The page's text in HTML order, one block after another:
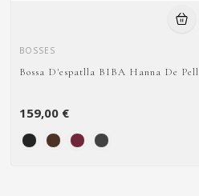
BOSSES
Bossa D'espatlla BIBA Hanna De Pell
159,00 €